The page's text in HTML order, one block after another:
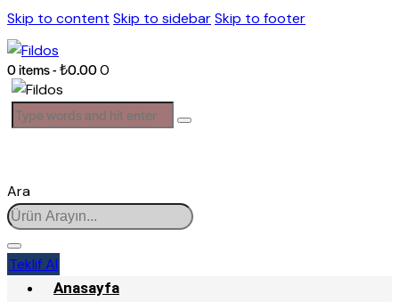
Skip to content Skip to sidebarSkip to footer
0 items-₺0.000
Ara
Teklif Al
Anasayfa